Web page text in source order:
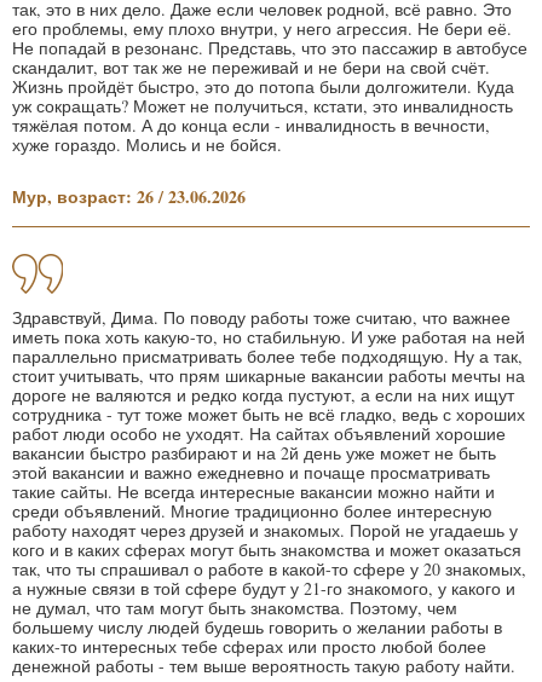
так, это в них дело. Даже если человек родной, всё равно. Это
его проблемы, ему плохо внутри, у него агрессия. Не бери её.
Не попадай в резонанс. Представь, что это пассажир в автобусе
скандалит, вот так же не переживай и не бери на свой счёт.
Жизнь пройдёт быстро, это до потопа были долгожители. Куда
уж сокращать? Может не получиться, кстати, это инвалидность
тяжёлая потом. А до конца если - инвалидность в вечности,
хуже гораздо. Молись и не бойся.
Мур, возраст: 26 / 23.06.2026
Здравствуй, Дима. По поводу работы тоже считаю, что важнее
иметь пока хоть какую-то, но стабильную. И уже работая на ней
параллельно присматривать более тебе подходящую. Ну а так,
стоит учитывать, что прям шикарные вакансии работы мечты на
дороге не валяются и редко когда пустуют, а если на них ищут
сотрудника - тут тоже может быть не всё гладко, ведь с хороших
работ люди особо не уходят. На сайтах объявлений хорошие
вакансии быстро разбирают и на 2й день уже может не быть
этой вакансии и важно ежедневно и почаще просматривать
такие сайты. Не всегда интересные вакансии можно найти и
среди объявлений. Многие традиционно более интересную
работу находят через друзей и знакомых. Порой не угадаешь у
кого и в каких сферах могут быть знакомства и может оказаться
так, что ты спрашивал о работе в какой-то сфере у 20 знакомых,
а нужные связи в той сфере будут у 21-го знакомого, у какого и
не думал, что там могут быть знакомства. Поэтому, чем
большему числу людей будешь говорить о желании работы в
каких-то интересных тебе сферах или просто любой более
денежной работы - тем выше вероятность такую работу найти.